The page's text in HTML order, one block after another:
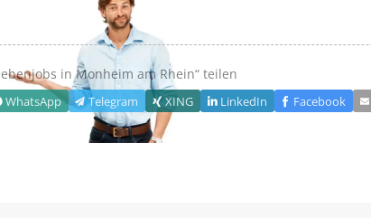
inMonheim am Rhein“ teilen
WhatsApp Telegram XING LinkedIn Facebook